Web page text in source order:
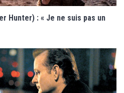
Hunter) : « Je ne suis pas un